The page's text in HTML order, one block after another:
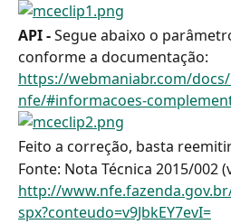
API - Segue abaixo o
conforme a documentação:
https://webmaniabr.com/
nfe/#informacoes-
Feito a correção, basta
Fonte: Nota Técnica 2015/002
http://
spx?conteudo=v9JbkEY7evI=